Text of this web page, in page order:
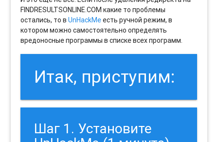
FINDRESULTSONLINE.COM какие то проблемы
остались, то вUnHackMeесть ручной режим, в
котором можно самостоятельно определять
вредоносные программы в списке всех программ.
Итак, приступим:
Шаг 1. Установите